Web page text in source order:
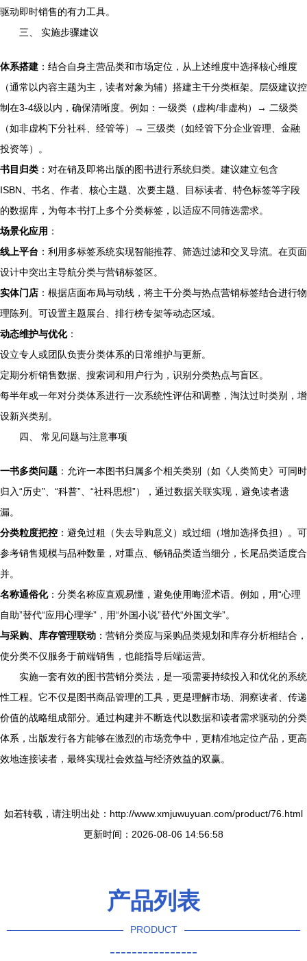
驱动即时销售的有力工具。
三、 实施步骤建议
体系搭建 ：结合自身主营品类和市场定位，从上述维度中选择核心维度
（通常以内容主题为主，读者对象为辅）搭建主干分类框架。层级建议控
制在3-4级以内，确保清晰度。例如：一级类（虚构/非虚构）→ 二级类
（如非虚构下分社科、经管等）→ 三级类（如经管下分企业管理、金融
投资等）。
书目归类 ：对在销及即将出版的图书进行系统归类。建议建立包含
ISBN、书名、作者、核心主题、次要主题、目标读者、特色标签等字段
的数据库，为每本书打上多个分类标签，以适应不同筛选需求。
场景化应用 ：
线上平台 ：利用多标签系统实现智能推荐、筛选过滤和交叉导流。在页面
设计中突出主导航分类与营销标签区。
实体门店 ：根据店面布局与动线，将主干分类与热点营销标签结合进行物
理陈列。可设置主题展台、排行榜专架等动态区域。
动态维护与优化：
设立专人或团队负责分类体系的日常维护与更新。
定期分析销售数据、搜索词和用户行为，识别分类热点与盲区。
每半年或一年对分类体系进行一次系统性评估和调整，淘汰过时类别，增
设新兴类别。
四、 常见问题与注意事项
一书多类问题 ：允许一本图书归属多个相关类别（如《人类简史》可同时
归入“历史”、“科普”、“社科思想”），通过数据关联实现，避免读者遗
漏。
分类粒度把控 ：避免过粗（失去导购意义）或过细（增加选择负担）。可
参考销售规模与品种数量，对重点、畅销品类适当细分，长尾品类适度合
并。
名称通俗化：分类名称应直观易懂，避免使用晦涩术语。例如，用“心理
自助”替代“应用心理学”，用“外国小说”替代“外国文学”。
与采购、库存管理联动 ：营销分类应与采购品类规划和库存分析相结合，
使分类不仅服务于前端销售，也能指导后端运营。
实施一套有效的图书营销分类法，是一项需要持续投入和优化的系统
性工程。它不仅是图书商品管理的工具，更是理解市场、洞察读者、传递
价值的战略组成部分。通过构建并不断迭代以数据和读者需求驱动的分类
体系，出版发行各方能够在激烈的市场竞争中，更精准地定位产品，更高
效地连接读者，最终实现社会效益与经济效益的双赢。
如若转载，请注明出处：http://www.xmjuwuyuan.com/product/76.html
更新时间：2026-08-06 14:56:58
产品列表
PRODUCT
----------------